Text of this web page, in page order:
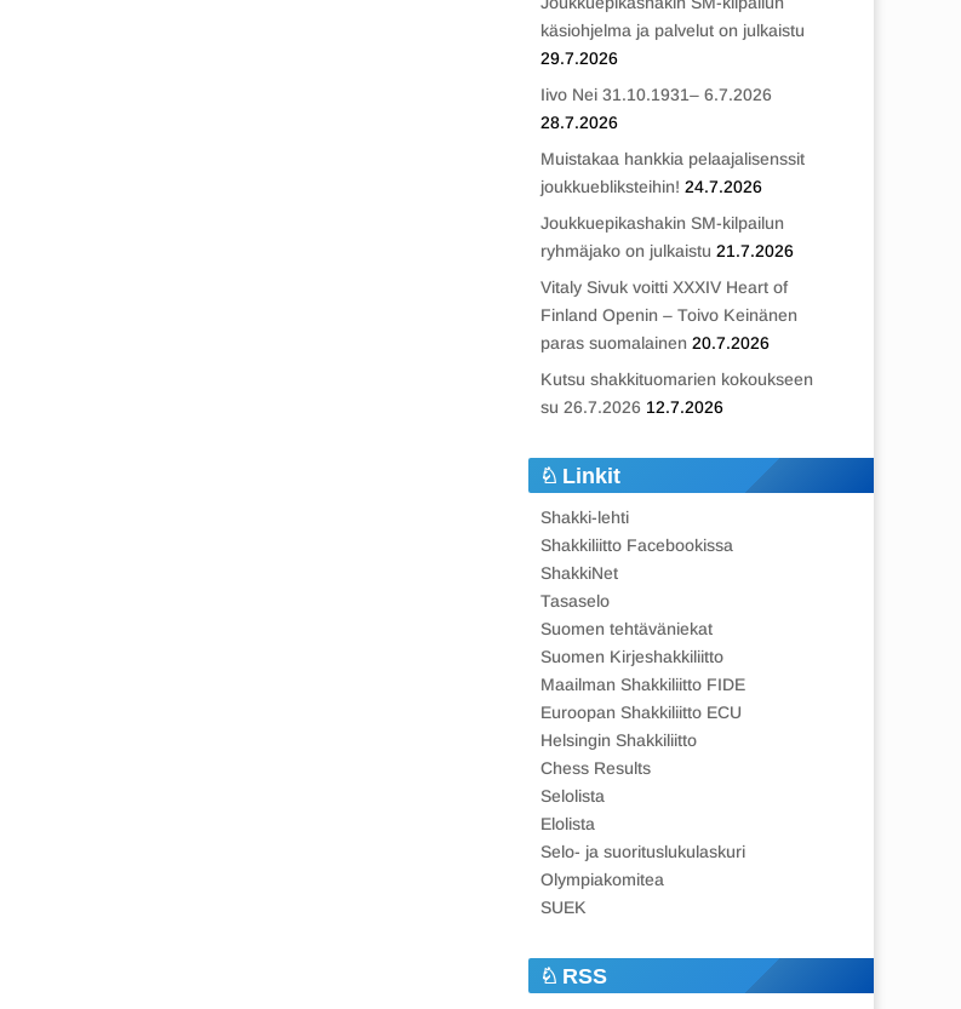
käsiohjelma ja palvelut on julkaistu
29.7.2026
Iivo Nei 31.10.1931– 6.7.2026
28.7.2026
Muistakaa hankkia pelaajalisenssit
joukkuebliksteihin! 24.7.2026
Joukkuepikashakin SM-kilpailun
ryhmäjako on julkaistu 21.7.2026
Vitaly Sivuk voitti XXXIV Heart of
Finland Openin – Toivo Keinänen
paras suomalainen 20.7.2026
Kutsu shakkituomarien kokoukseen
su 26.7.2026 12.7.2026
Linkit
Shakki-lehti
Shakkiliitto Facebookissa
ShakkiNet
Tasaselo
Suomen tehtäväniekat
Suomen Kirjeshakkiliitto
Maailman Shakkiliitto FIDE
Euroopan Shakkiliitto ECU
Helsingin Shakkiliitto
Chess Results
Selolista
Elolista
Selo- ja suorituslukulaskuri
Olympiakomitea
SUEK
RSS